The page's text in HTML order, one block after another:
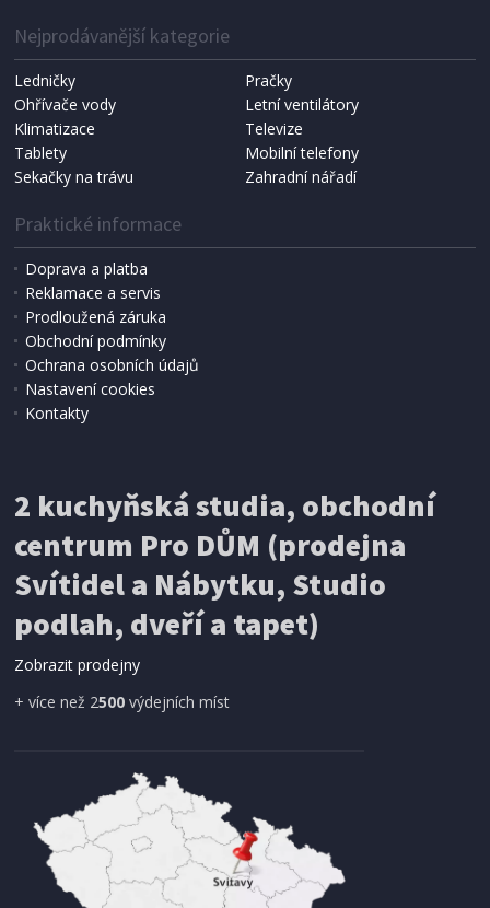
NÁHRADNÍ SÁČKY DO VYSAVAČE
Koma KRA-SB02S (Multi Bag, S-BAG SMS)
199 Kč Přidat do košíku
SÍŤ PROTI HMYZU
ProGarden KO-CY5910600 Síť proti hmyzu do
dveří magnetická 210 x 100 cm
Nejprodávanější kategorie
Ledničky
Pračky
Ohřívače vody
Letní ventilátory
Klimatizace
Televize
Tablety
Mobilní telefony
Sekačky na trávu
Zahradní nářadí
Praktické informace
Doprava a platba
Reklamace a servis
Prodloužená záruka
Obchodní podmínky
Ochrana osobních údajů
Nastavení cookies
Kontakty
2 kuchyňská studia, obchodní
centrum Pro DŮM (prodejna
Svítidel a Nábytku, Studio
podlah, dveří a tapet)
Zobrazit prodejny
+ více než 2500 výdejních míst